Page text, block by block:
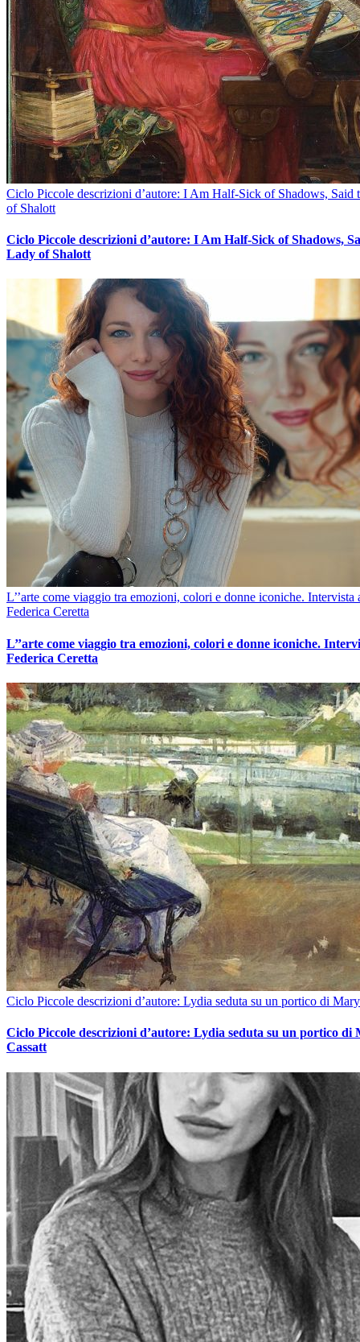
Ciclo Piccole descrizioni d’autore: I Am Half-Sick of Shadows, Said
of Shalott
Ciclo Piccole descrizioni d’autore: I Am Half-Sick of Shadows,
Lady of Shalott
L’’arte come viaggio tra emozioni, colori e donne iconiche. Intervista
Federica Ceretta
L’’arte come viaggio tra emozioni, colori e donne iconiche.
Federica Ceretta
Ciclo Piccole descrizioni d’autore: Lydia seduta su un portico di
Ciclo Piccole descrizioni d’autore: Lydia seduta su un portico di
Cassatt